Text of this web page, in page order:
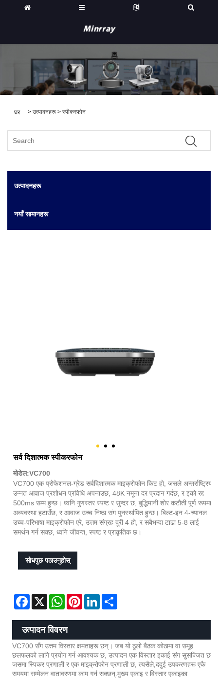
घर > उत्पादनहरू > स्पीकरफोन
उत्पादनहरू
नयाँ सामानहरू
सर्व दिशात्मक स्पीकरफोन
मोडेल:VC700
VC700 एक प्रोफेशनल-ग्रेड सर्वदिशात्मक माइक्रोफोन किट हो, जसले अन्तर्राष्ट्रिय
उन्नत आवाज प्रशोधन प्रविधि अपनाउछ, 48K नमूना दर प्रदान गर्दछ, र इको रद्द
500ms सम्म हुन्छ। ध्वनि गुणस्तर स्पष्ट र सुन्दर छ, बुद्धिमानी शोर कटौती पूर्ण रूपमा
अव्यवस्था हटाउँछ, र आवाज उच्च निष्ठा संग पुनर्स्थापित हुन्छ। बिल्ट-इन 4-च्यानल
उच्च-परिभाषा माइक्रोफोन एरे, उत्तम संग्रह दूरी 4 हो, र सबैभन्दा टाढा 5-8 लाई
समर्थन गर्न सक्छ, ध्वनि जीवन्त, स्पष्ट र प्राकृतिक छ।
सोधपुछ पठाउनुहोस्
Facebook
X WhatsAppPinterestLinkedIn
उत्पादन विवरण
VC700 सँग उत्तम विस्तार क्षमताहरू छन्। जब यो ठूलो बैठक कोठामा वा समूह
छलफलको लागि प्रयोग गर्न आवश्यक छ, उत्पादन एक विस्तार इकाई संग सुसज्जित छ,
जसमा स्पिकर प्रणाली र एक माइक्रोफोन प्रणाली छ, त्यसैले,ददुई उपकरणहरू एकै
समयमा सम्मेलन वातावरणमा काम गर्न सक्छन् मुख्य एकाइ र विस्तार एकाइका